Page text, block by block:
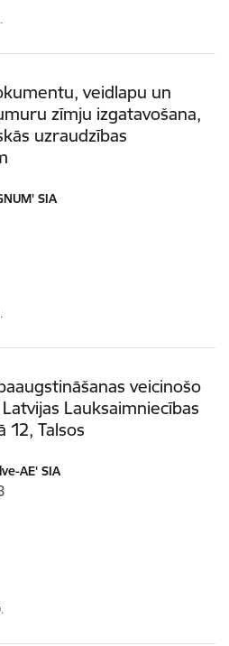
veidlapu un
zīmju izgatavošana,
uzraudzības
SIA
veicinošo
Lauksaimniecības
12, Talsos
AE' SIA